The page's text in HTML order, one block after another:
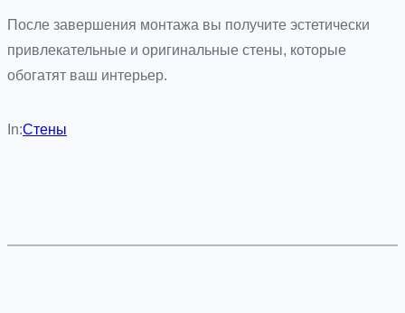
После завершения монтажа вы получите эстетически
привлекательные и оригинальные стены, которые
обогатят ваш интерьер.
In:Стены